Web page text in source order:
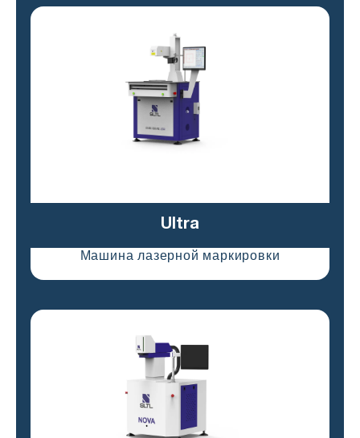
Ultra
Машина лазерной маркировки